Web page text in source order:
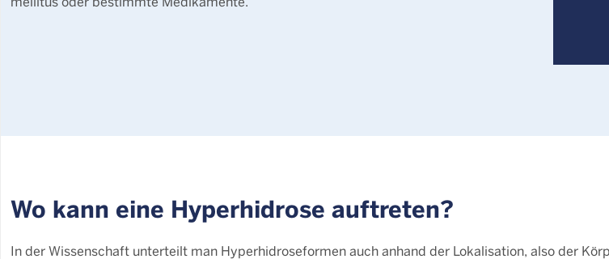
Wo kann eine Hyperhidrose auftreten?
In der Wissenschaft unterteilt man Hyperhidroseformen auch anhand der Lokalisation, also der